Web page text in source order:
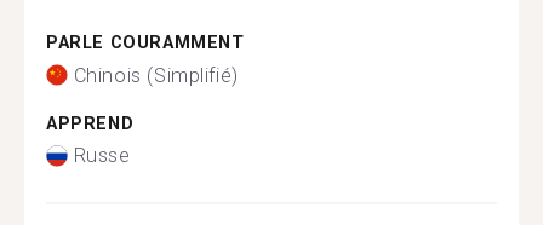
PARLE COURAMMENT
Chinois (Simplifié)
APPREND
Russe